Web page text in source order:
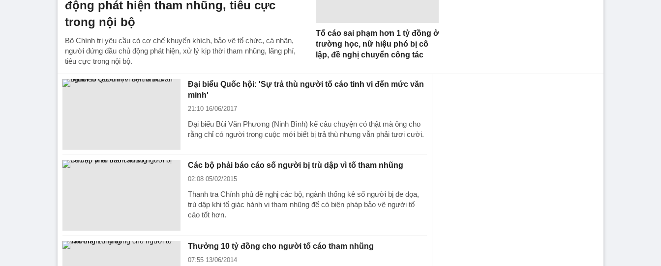
động phát hiện tham nhũng, tiêu cực
trong nội bộ
Bộ Chính trị yêu cầu có cơ chế khuyến khích, bảo vệ tổ chức, cá nhân,
người đứng đầu chủ động phát hiện, xử lý kịp thời tham nhũng, lãng phí,
tiêu cực trong nội bộ.
Tố cáo sai phạm hơn 1 tỷ đồng ở
trường học, nữ hiệu phó bị cô
lập, đề nghị chuyển công tác
Đại biểu Quốc hội: 'Sự trả thù người tố cáo tinh vi đến mức văn
minh'
21:10 16/06/2017
Đại biểu Bùi Văn Phương (Ninh Bình) kể câu chuyện có thật mà ông cho
rằng chỉ có người trong cuộc mới biết bị trả thù nhưng vẫn phải tươi cười.
Các bộ phải báo cáo số người bị trù dập vì tố tham nhũng
02:08 05/02/2015
Thanh tra Chính phủ đề nghị các bộ, ngành thống kê số người bị đe dọa,
trù dập khi tố giác hành vi tham nhũng để có biện pháp bảo vệ người tố
cáo tốt hơn.
Thưởng 10 tỷ đồng cho người tố cáo tham nhũng
07:55 13/06/2014